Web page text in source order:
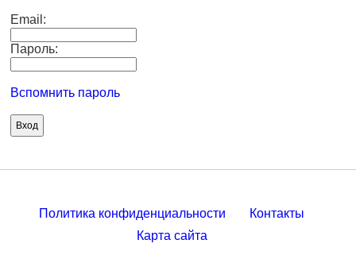
Email:
Пароль:
Вспомнить пароль
Политика конфиденциальности
Контакты
Карта сайта